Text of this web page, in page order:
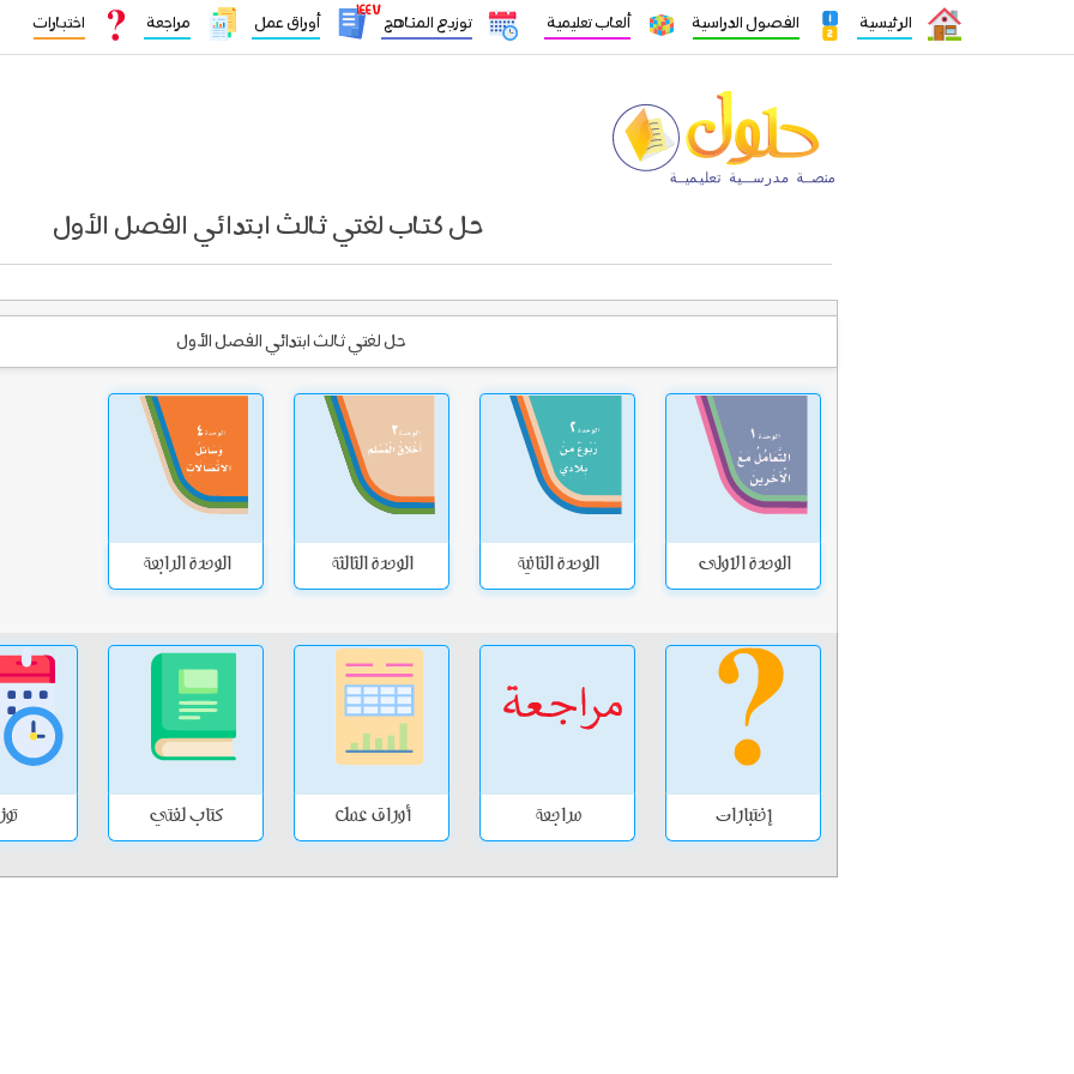
الرئيسية الفصول الدراسية ألعاب تعليمية توزيع المناهج
١٤٤٧
أوراق عمل مراجعة اختبارات
حل كتاب لغتي ثالث ابتدائي الفصل الأول
حل لغتي ثالث ابتدائي الفصل الأول
الوحدة الاولى الوحدة الثانية الوحدة الثالثة الوحدة الرابعة
إختبارات مراجعة أوراق عمل كتاب لغتي